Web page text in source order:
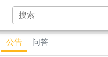
公告 问答